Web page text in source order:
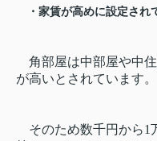
・家賃が高めに設定され
角部屋は中部屋や中
が高いとされています。
そのため数千円から1